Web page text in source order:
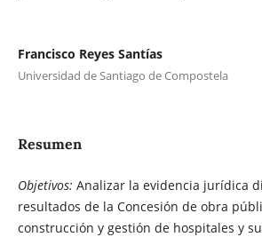
Francisco Reyes Santías
Universidad de Santiago de Compostela
Resumen
Objetivos: Analizar la evidencia jurídica
resultados de la Concesión de obra
construcción y gestión de hospitales y